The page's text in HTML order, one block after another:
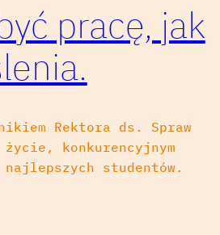
pracę, jak
Rektora ds. Spraw
życie, konkurencyjnym
studentów.